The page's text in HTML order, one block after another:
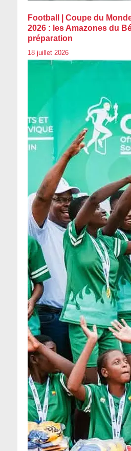
Football | Coupe du
2026 : les Amazones du
préparation
18 juillet 2026